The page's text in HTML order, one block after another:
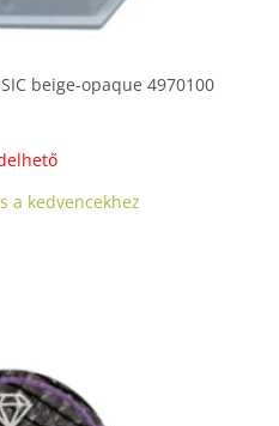
beige-opaque 4970100
a kedvencekhez